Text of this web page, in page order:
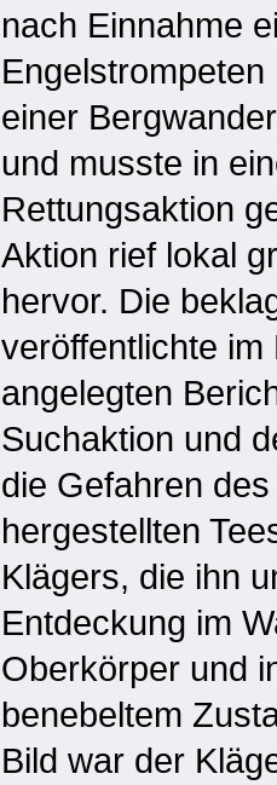
nach Einnahme
einer
und musste in
Rettungsaktion
Aktion rief lokal
hervor. Die
veröffentlichte
angelegten
Suchaktion und
die Gefahren
hergestellten
Klägers, die ihn
Entdeckung im
Oberkörper und
benebeltem
Bild war der